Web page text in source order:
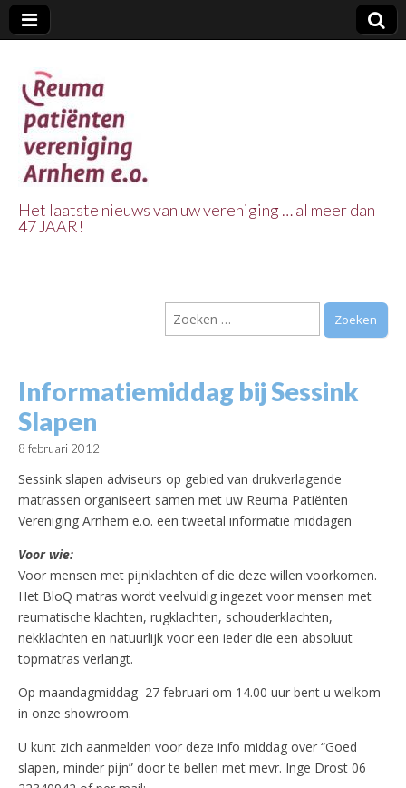
Vereniging
Arnhem e.o.
Het laatste nieuws van uw vereniging … al meer dan
47 JAAR!
Zoeken
naar:
Informatiemiddag bij Sessink
Slapen
8 februari 2012
Sessink slapen adviseurs op gebied van drukverlagende
matrassen organiseert samen met uw Reuma Patiënten
Vereniging Arnhem e.o. een tweetal informatie middagen
Voor wie:
Voor mensen met pijnklachten of die deze willen voorkomen.
Het BloQ matras wordt veelvuldig ingezet voor mensen met
reumatische klachten, rugklachten, schouderklachten,
nekklachten en natuurlijk voor een ieder die een absoluut
topmatras verlangt.
Op maandagmiddag 27 februari om 14.00 uur bent u welkom
in onze showroom.
U kunt zich aanmelden voor deze info middag over “Goed
slapen, minder pijn” door te bellen met mevr. Inge Drost 06